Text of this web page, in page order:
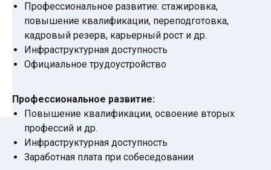
Профессиональное развитие: стажировка,
повышение квалификации, переподготовка,
кадровый резерв, карьерный рост и др.
Инфраструктурная доступность
Официальное трудоустройство
Профессиональное развитие:
Повышение квалификации, освоение вторых
профессий и др.
Инфраструктурная доступность
Заработная плата при собеседовании